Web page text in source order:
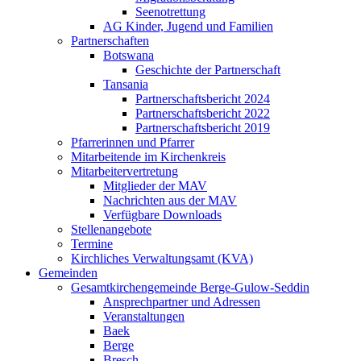
Seenotrettung
AG Kinder, Jugend und Familien
Partnerschaften
Botswana
Geschichte der Partnerschaft
Tansania
Partnerschaftsbericht 2024
Partnerschaftsbericht 2022
Partnerschaftsbericht 2019
Pfarrerinnen und Pfarrer
Mitarbeitende im Kirchenkreis
Mitarbeitervertretung
Mitglieder der MAV
Nachrichten aus der MAV
Verfügbare Downloads
Stellenangebote
Termine
Kirchliches Verwaltungsamt (KVA)
Gemeinden
Gesamtkirchengemeinde Berge-Gulow-Seddin
Ansprechpartner und Adressen
Veranstaltungen
Baek
Berge